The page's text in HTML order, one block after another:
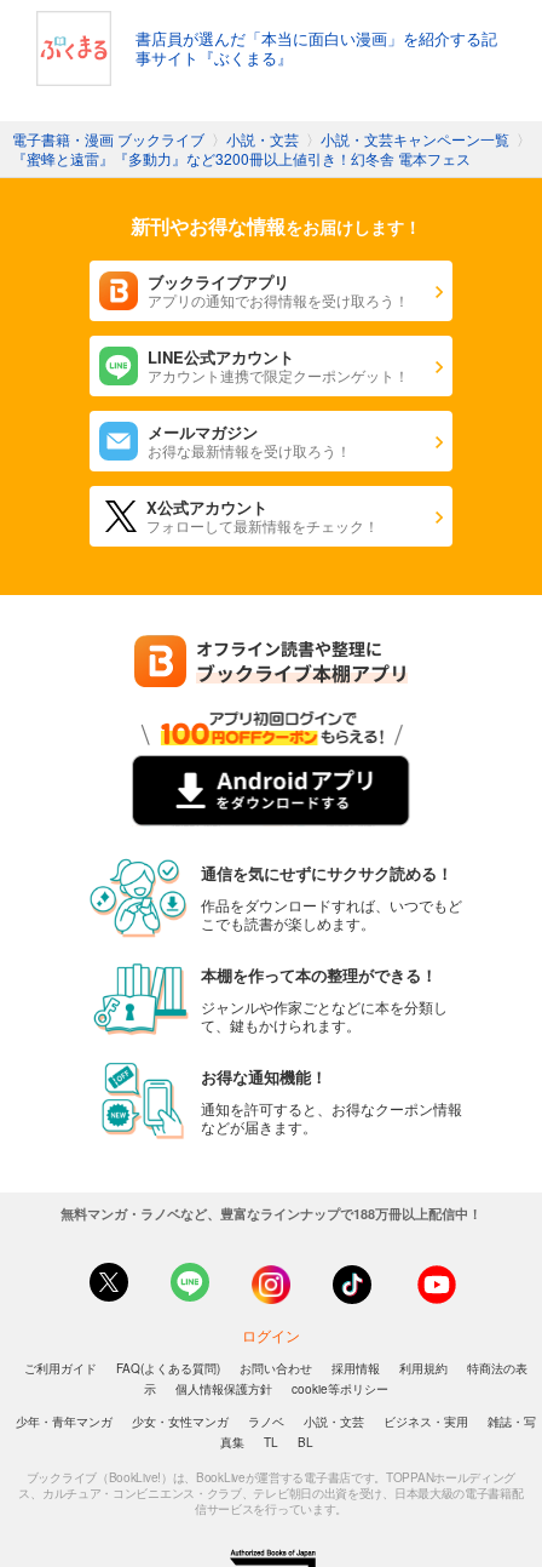
書店員が選んだ「本当に面白い漫画」を紹介する記
事サイト『ぶくまる』
電子書籍・漫画 ブックライブ 〉 小説・文芸 〉 小説・文芸キャンペーン一覧 〉
『蜜蜂と遠雷』『多動力』など3200冊以上値引き！幻冬舎 電本フェス
新刊やお得な情報をお届けします！
ブックライブアプリ
アプリの通知でお得情報を受け取ろう！
LINE公式アカウント
アカウント連携で限定クーポンゲット！
メールマガジン
お得な最新情報を受け取ろう！
X公式アカウント
フォローして最新情報をチェック！
通信を気にせずにサクサク読める！
作品をダウンロードすれば、いつでもど
こでも読書が楽しめます。
本棚を作って本の整理ができる！
ジャンルや作家ごとなどに本を分類し
て、鍵もかけられます。
お得な通知機能！
通知を許可すると、お得なクーポン情報
などが届きます。
無料マンガ・ラノベなど、豊富なラインナップで188万冊以上配信中！
ログイン
ご利用ガイド FAQ(よくある質問) お問い合わせ 採用情報 利用規約
特商法の表
示
個人情報保護方針
cookie等ポリシー
少年・青年マンガ
少女・女性マンガ ラノベ 小説・文芸 ビジネス・実用
雑誌・写
真集
TL BL
ブックライブ（BookLive!）は、BookLiveが運営する電子書店です。TOPPANホールディング
ス、カルチュア・コンビニエンス・クラブ、テレビ朝日の出資を受け、日本最大級の電子書籍配
信サービスを行っています。